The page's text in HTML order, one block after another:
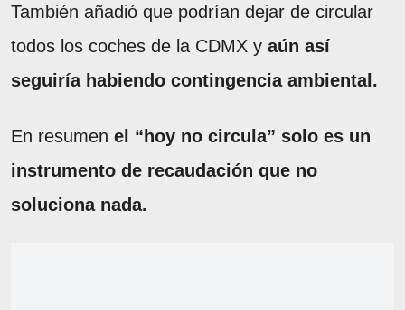
También añadió que podrían dejar de circular
todos los coches de la CDMX y aún así
seguiría habiendo contingencia ambiental.
En resumen el “hoy no circula” solo es un
instrumento de recaudación que no
soluciona nada.